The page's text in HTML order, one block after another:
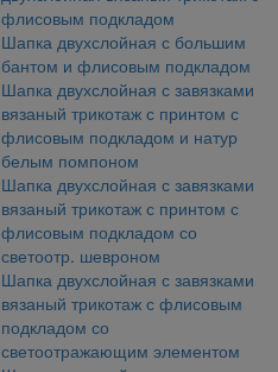
флисовым подкладом
Шапка двухслойная с большим
бантом и флисовым подкладом
Шапка двухслойная с завязками
вязаный трикотаж с принтом с
флисовым подкладом и натур
белым помпоном
Шапка двухслойная с завязками
вязаный трикотаж с принтом с
флисовым подкладом со
светоотр. шевроном
Шапка двухслойная с завязками
вязаный трикотаж с флисовым
подкладом со
светоотражающим элементом